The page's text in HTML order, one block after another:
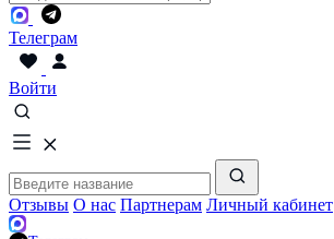
Телеграм
Войти
Отзывы О нас Партнерам Личный кабинет